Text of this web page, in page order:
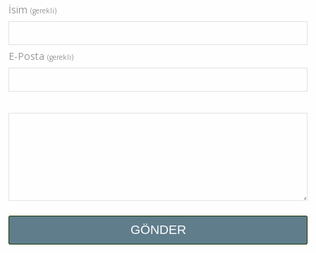
İsim (gerekli)
E-Posta (gerekli)